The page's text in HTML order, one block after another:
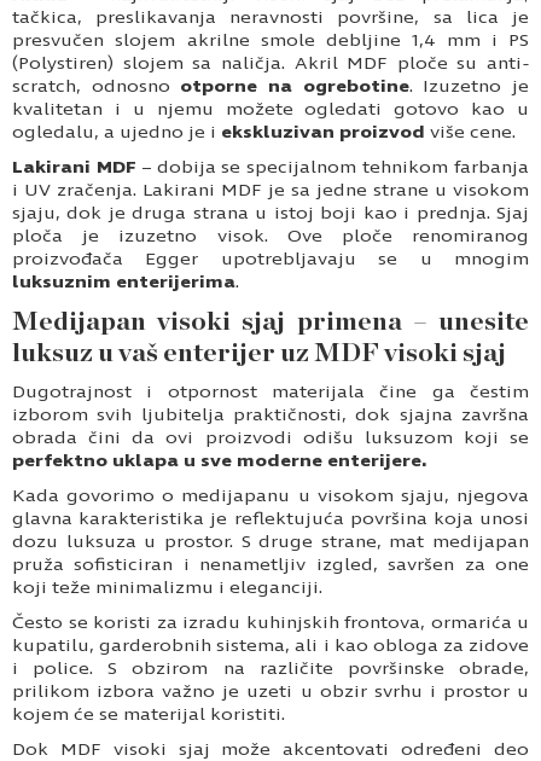
tačkica, preslikavanja neravnosti površine, sa lica je
presvučen slojem akrilne smole debljine 1,4 mm i PS
(Polystiren) slojem sa naličja. Akril MDF ploče su anti-
scratch, odnosno otporne na ogrebotine. Izuzetno je
kvalitetan i u njemu možete ogledati gotovo kao u
ogledalu, a ujedno je i ekskluzivan proizvod više cene.
Lakirani MDF – dobija se specijalnom tehnikom farbanja
i UV zračenja. Lakirani MDF je sa jedne strane u visokom
sjaju, dok je druga strana u istoj boji kao i prednja. Sjaj
ploča je izuzetno visok. Ove ploče renomiranog
proizvođača Egger upotrebljavaju se u mnogim
luksuznim enterijerima.
Medijapan visoki sjaj primena – unesite
luksuz u vaš enterijer uz MDF visoki sjaj
Dugotrajnost i otpornost materijala čine ga čestim
izborom svih ljubitelja praktičnosti, dok sjajna završna
obrada čini da ovi proizvodi odišu luksuzom koji se
perfektno uklapa u sve moderne enterijere.
Kada govorimo o medijapanu u visokom sjaju, njegova
glavna karakteristika je reflektujuća površina koja unosi
dozu luksuza u prostor. S druge strane, mat medijapan
pruža sofisticiran i nenametljiv izgled, savršen za one
koji teže minimalizmu i eleganciji.
Često se koristi za izradu kuhinjskih frontova, ormarića u
kupatilu, garderobnih sistema, ali i kao obloga za zidove
i police. S obzirom na različite površinske obrade,
prilikom izbora važno je uzeti u obzir svrhu i prostor u
kojem će se materijal koristiti.
Dok MDF visoki sjaj može akcentovati određeni deo